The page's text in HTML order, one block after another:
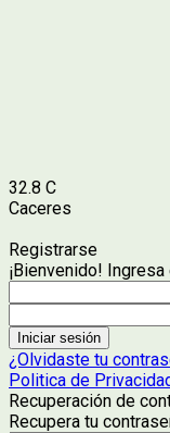
32.8 C
Caceres
Registrarse
¡Bienvenido! Ingresa
¿Olvidaste tu
Politica de
Recuperación de
Recupera tu